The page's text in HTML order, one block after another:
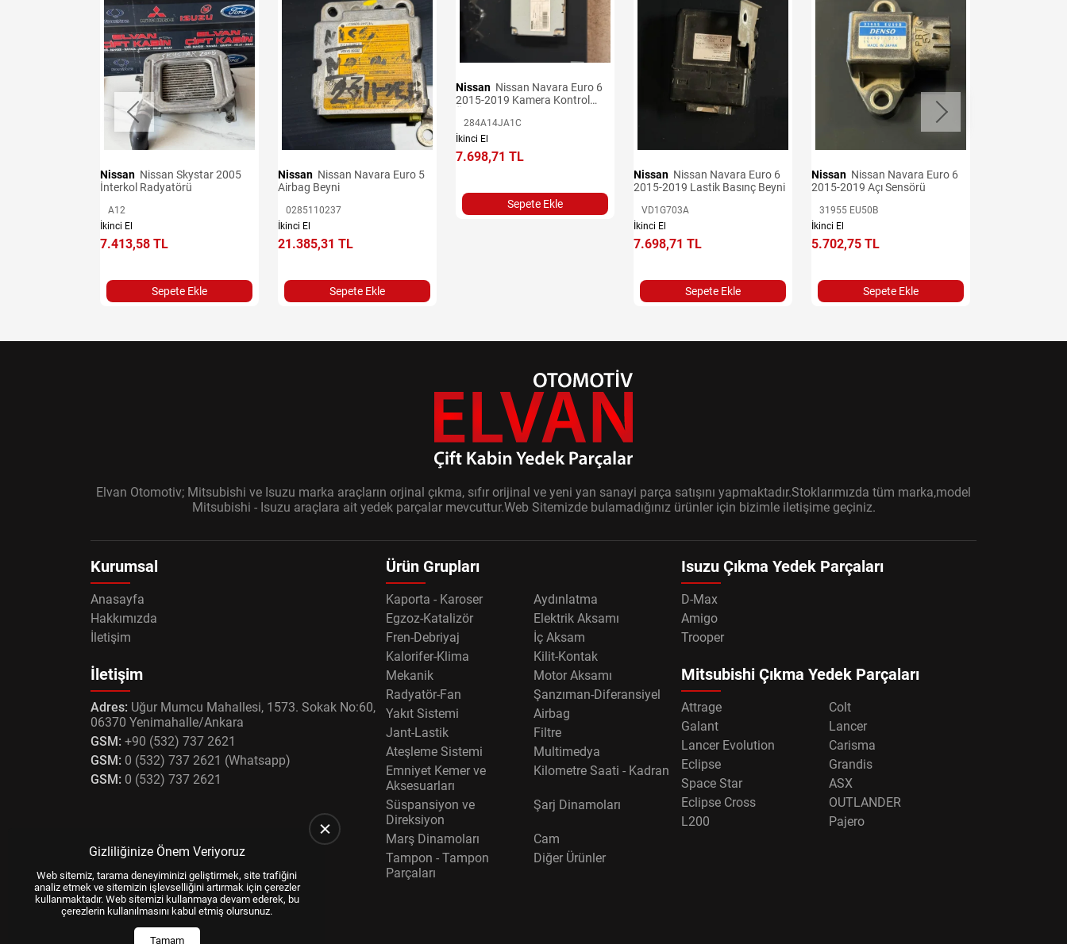
Nissan
İnterkol Radyatörü
A12
İkinci El
7.413,58 TL
Sepete Ekle
Nissan
Airbag Beyni
0285110237
İkinci El
21.385,31 TL
Sepete Ekle
Nissan
2015-2019 Kamera Kontrol
284A14JA1C
İkinci El
7.698,71 TL
Sepete Ekle
Nissan
2015-2019 Lastik Basınç Beyni
VD1G703A
İkinci El
7.698,71 TL
Sepete Ekle
Nissan
2015-2019 Açı Sensörü
31955 EU50B
İkinci El
5.702,75 TL
Sepete Ekle
Elvan Otomotiv; Mitsubishi ve Isuzu marka araçların orjinal çıkma, sıfır orijinal ve yeni yan sanayi parça satışını yapmaktadır.Stoklarımızda tüm marka,model
Mitsubishi - Isuzu araçlara ait yedek parçalar mevcuttur.Web Sitemizde bulamadığınız ürünler için bizimle iletişime geçiniz.
Kurumsal
Anasayfa
Hakkımızda
İletişim
İletişim
Adres: Uğur Mumcu Mahallesi, 1573. Sokak No:60,
06370 Yenimahalle/Ankara
GSM: +90 (532) 737 2621
GSM: 0 (532) 737 2621 (Whatsapp)
GSM: 0 (532) 737 2621
Ürün Grupları
Kaporta - Karoser
Aydınlatma
Egzoz-Katalizör
Elektrik Aksamı
Fren-Debriyaj
İç Aksam
Kalorifer-Klima
Kilit-Kontak
Mekanik
Motor Aksamı
Radyatör-Fan
Şanzıman-Diferansiyel
Yakıt Sistemi
Airbag
Jant-Lastik
Filtre
Ateşleme Sistemi
Multimedya
Emniyet Kemer ve
Aksesuarları
Kilometre Saati - Kadran
Süspansiyon ve
Direksiyon
Şarj Dinamoları
Marş Dinamoları
Cam
Tampon - Tampon
Parçaları
Diğer Ürünler
Isuzu Çıkma Yedek Parçaları
D-Max
Amigo
Trooper
Mitsubishi Çıkma Yedek Parçaları
Attrage
Colt
Galant
Lancer
Lancer Evolution
Carisma
Eclipse
Grandis
Space Star
ASX
Eclipse Cross
OUTLANDER
L200
Pajero
Gizliliğinize Önem Veriyoruz
Web sitemiz, tarama deneyiminizi geliştirmek, site trafiğini
analiz etmek ve sitemizin işlevselliğini artırmak için çerezler
kullanmaktadır. Web sitemizi kullanmaya devam ederek, bu
çerezlerin kullanılmasını kabul etmiş olursunuz.
Tamam